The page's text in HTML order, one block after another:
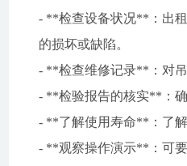
- **检查设备状况**：出
的损坏或缺陷。
- **检查维修记录**：对
- **检验报告的核实**：
- **了解使用寿命**：了
- **观察操作演示**：可